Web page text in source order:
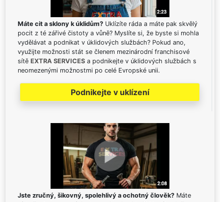
Máte cit a sklony k úklidům? Uklízíte ráda a máte pak skvělý
pocit z té zářivé čistoty a vůně? Myslíte si, že byste si mohla
vydělávat a podnikat v úklidových službách? Pokud ano,
využijte možnosti stát se členem mezinárodní franchisové
sítě EXTRA SERVICES a podnikejte v úklidových službách s
neomezenými možnostmi po celé Evropské unii.
Podnikejte v uklízení
Jste zručný, šikovný, spolehlivý a ochotný člověk? Máte